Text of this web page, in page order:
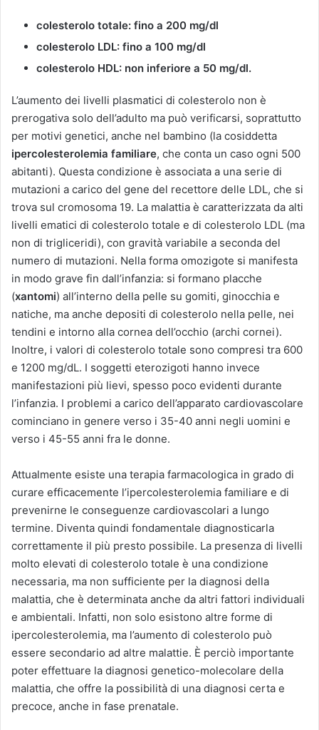
colesterolo totale: fino a 200 mg/dl
colesterolo LDL: fino a 100 mg/dl
colesterolo HDL: non inferiore a 50 mg/dl.
L’aumento dei livelli plasmatici di colesterolo non è
prerogativa solo dell’adulto ma può verificarsi, soprattutto
per motivi genetici, anche nel bambino (la cosiddetta
ipercolesterolemia familiare, che conta un caso ogni 500
abitanti). Questa condizione è associata a una serie di
mutazioni a carico del gene del recettore delle LDL, che si
trova sul cromosoma 19. La malattia è caratterizzata da alti
livelli ematici di colesterolo totale e di colesterolo LDL (ma
non di trigliceridi), con gravità variabile a seconda del
numero di mutazioni. Nella forma omozigote si manifesta
in modo grave fin dall’infanzia: si formano placche
(xantomi) all’interno della pelle su gomiti, ginocchia e
natiche, ma anche depositi di colesterolo nella pelle, nei
tendini e intorno alla cornea dell’occhio (archi cornei).
Inoltre, i valori di colesterolo totale sono compresi tra 600
e 1200 mg/dL. I soggetti eterozigoti hanno invece
manifestazioni più lievi, spesso poco evidenti durante
l’infanzia. I problemi a carico dell’apparato cardiovascolare
cominciano in genere verso i 35-40 anni negli uomini e
verso i 45-55 anni fra le donne.
Attualmente esiste una terapia farmacologica in grado di
curare efficacemente l’ipercolesterolemia familiare e di
prevenirne le conseguenze cardiovascolari a lungo
termine. Diventa quindi fondamentale diagnosticarla
correttamente il più presto possibile. La presenza di livelli
molto elevati di colesterolo totale è una condizione
necessaria, ma non sufficiente per la diagnosi della
malattia, che è determinata anche da altri fattori individuali
e ambientali. Infatti, non solo esistono altre forme di
ipercolesterolemia, ma l’aumento di colesterolo può
essere secondario ad altre malattie. È perciò importante
poter effettuare la diagnosi genetico-molecolare della
malattia, che offre la possibilità di una diagnosi certa e
precoce, anche in fase prenatale.